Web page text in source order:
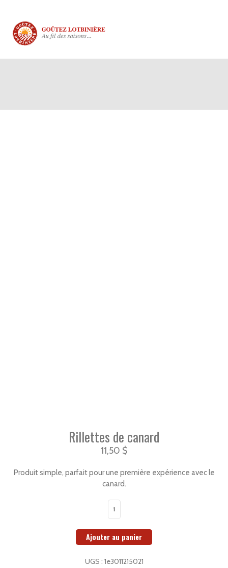
Rillettes de canard
11,50 $
Produit simple, parfait pour une première expérience avec le
canard.
quantité
de
Rillettes
Ajouter au panier
UGS : 1e3011215021